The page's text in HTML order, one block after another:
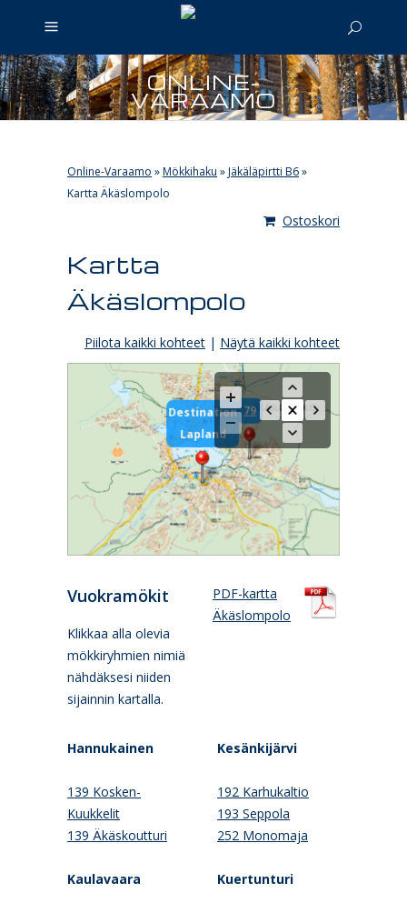
ONLINE-
VARAAMO
Online-Varaamo »Mökkihaku »Jäkäläpirtti B6»
Kartta Äkäslompolo
Ostoskori
Kartta
Äkäslompolo
Piilota kaikki kohteet | Näytä kaikki kohteet
79
Destination
Lapland
Vuokramökit
Klikkaa alla olevia
mökkiryhmien nimiä
nähdäksesi niiden
sijainnin kartalla.
PDF-kartta
Äkäslompolo
Hannukainen
139 Kosken-
Kuukkelit
139 Äkäskoutturi
Kaulavaara
Kesänkijärvi
192 Karhukaltio
193 Seppola
252 Monomaja
Kuertunturi